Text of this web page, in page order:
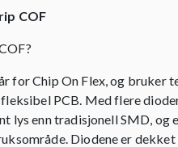
COF
for Chip On Flex, og bruker
PCB. Med flere
lys enn tradisjonell SMD, og
Diodene er dekket